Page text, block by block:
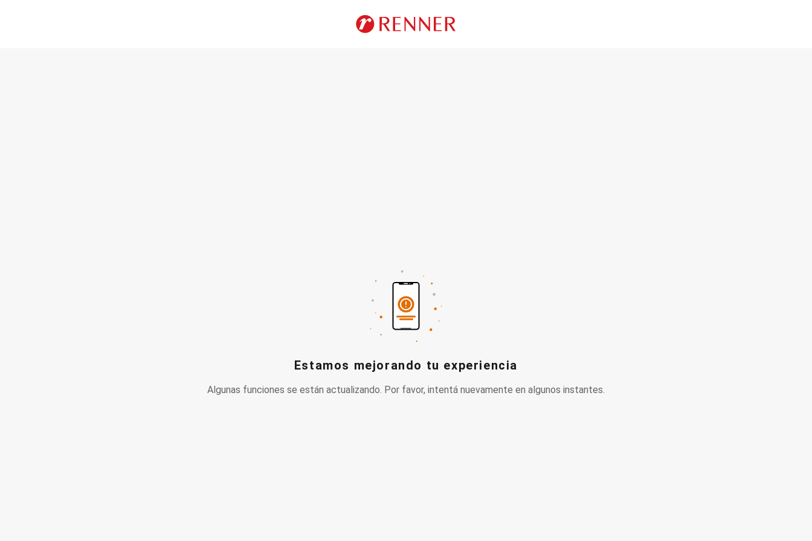
Estamos mejorando tu experiencia
Algunas funciones se están actualizando. Por favor, intentá nuevamente en algunos instantes.